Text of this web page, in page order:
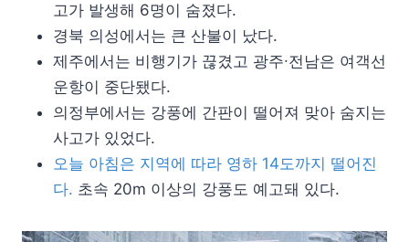
고가 발생해 6명이 숨졌다.
경북 의성에서는 큰 산불이 났다.
제주에서는 비행기가 끊겼고 광주∙전남은 여객선
운항이 중단됐다.
의정부에서는 강풍에 간판이 떨어져 맞아 숨지는
사고가 있었다.
오늘 아침은 지역에 따라 영하 14도까지 떨어진
다. 초속 20m 이상의 강풍도 예고돼 있다.